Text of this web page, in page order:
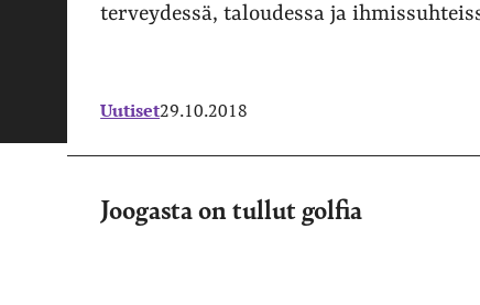
terveydessä, taloudessa ja
Uutiset29.10.2018
Joogasta on tullut golfia